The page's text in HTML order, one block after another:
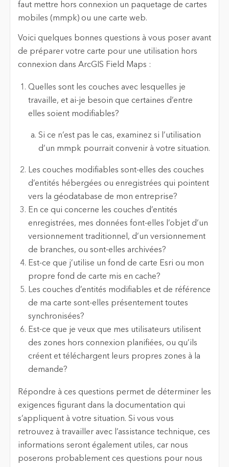
faut mettre hors connexion un paquetage de cartes
mobiles (mmpk) ou une carte web.
Voici quelques bonnes questions à vous poser avant
de préparer votre carte pour une utilisation hors
connexion dans ArcGIS Field Maps :
Quelles sont les couches avec lesquelles je
travaille, et ai-je besoin que certaines d’entre
elles soient modifiables?
Si ce n’est pas le cas, examinez si l’utilisation
d’un mmpk pourrait convenir à votre situation.
Les couches modifiables sont-elles des couches
d’entités hébergées ou enregistrées qui pointent
vers la géodatabase de mon entreprise?
En ce qui concerne les couches d’entités
enregistrées, mes données font-elles l’objet d’un
versionnement traditionnel, d’un versionnement
de branches, ou sont-elles archivées?
Est-ce que j’utilise un fond de carte Esri ou mon
propre fond de carte mis en cache?
Les couches d’entités modifiables et de référence
de ma carte sont-elles présentement toutes
synchronisées?
Est-ce que je veux que mes utilisateurs utilisent
des zones hors connexion planifiées, ou qu’ils
créent et téléchargent leurs propres zones à la
demande?
Répondre à ces questions permet de déterminer les
exigences figurant dans la documentation qui
s’appliquent à votre situation. Si vous vous
retrouvez à travailler avec l’assistance technique, ces
informations seront également utiles, car nous
poserons probablement ces questions pour nous